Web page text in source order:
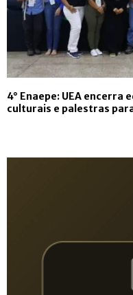
4° Enaepe: UEA encerra
culturais e palestras